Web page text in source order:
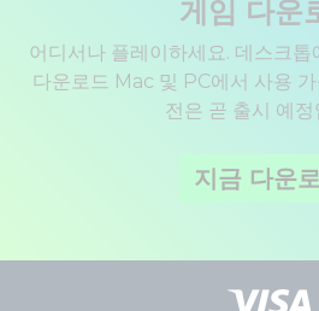
게임 다운
어디서나 플레이하세요. 데스크
다운로드 Mac 및 PC에서 사용
전은 곧 출시 예정
지금 다운